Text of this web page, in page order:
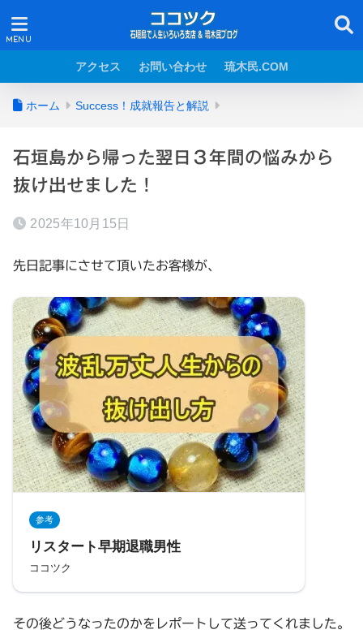
アクセス お問い合わせ 琉木民.COM
ホーム Success！成就報告と解説
石垣島から帰った翌日３年間の悩みから
抜け出せました！
2025年10月15日
先日記事にさせて頂いたお客様が、
参考
リスタート早期退職男性
ココツク
その後どうなったのかをレポートして送ってくれました。